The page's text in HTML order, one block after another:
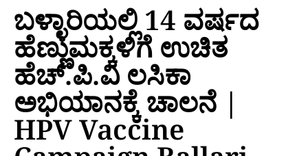
ಬಳ್ಳಾರಿಯಲ್ಲಿ 14 ವರ್ಷದ
ಹೆಣ್ಣುಮಕ್ಕಳಿಗೆ ಉಚಿತ
ಹೆಚ್.ಪಿ.ವಿ ಲಸಿಕಾ
ಅಭಿಯಾನಕ್ಕೆ ಚಾಲನೆ |
HPV Vaccine